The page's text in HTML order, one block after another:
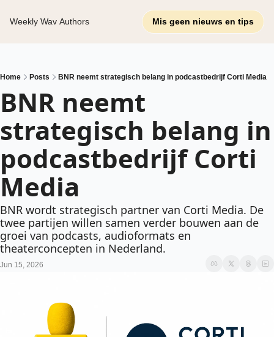
Weekly Wav Authors Mis geen nieuws en tips
Home Posts BNR neemt strategisch belang in podcastbedrijf Corti Media
BNR neemt
strategisch belang in
podcastbedrijf Corti
Media
BNR wordt strategisch partner van Corti Media. De
twee partijen willen samen verder bouwen aan de
groei van podcasts, audioformats en
theaterconcepten in Nederland.
Jun 15, 2026